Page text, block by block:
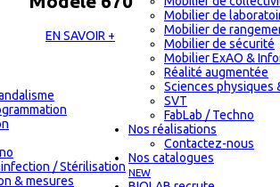
Mobilier de
Mobilier de
Mobilier de sécurité
Mobilier ExAO &
Réalité augmentée
Sciences physiques
SVT
FabLab / Techno
Nos réalisations
Contactez-nous
Nos catalogues
NEW
EN SAVOIR +
/ Stérilisation
& mesures